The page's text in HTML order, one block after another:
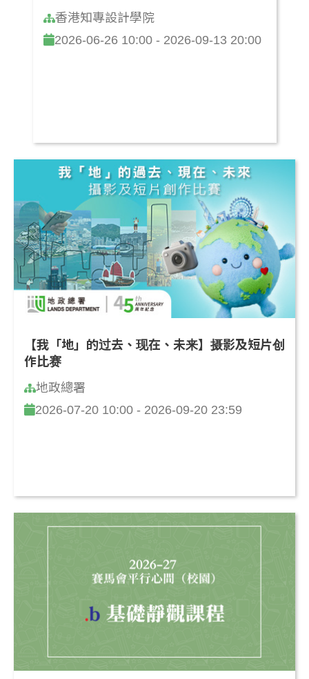
香港知專設計學院
2026-06-26 10:00 - 2026-09-13 20:00
【我「地」的过去、现在、未来】摄影及短片创
作比赛
地政總署
2026-07-20 10:00 - 2026-09-20 23:59